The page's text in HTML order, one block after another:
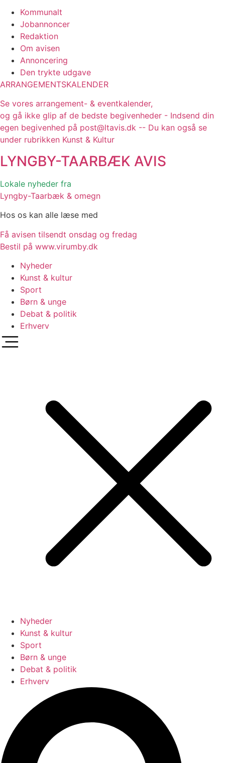
Kommunalt
Jobannoncer
Redaktion
Om avisen
Annoncering
Den trykte udgave
ARRANGEMENTSKALENDER
Se vores arrangement- & eventkalender,
og gå ikke glip af de bedste begivenheder - Indsend din
egen begivenhed på post@ltavis.dk -- Du kan også se
under rubrikken Kunst & Kultur
LYNGBY-TAARBÆK AVIS
Lokale nyheder fra
Lyngby-Taarbæk & omegn
Hos os kan alle læse med
Få avisen tilsendt onsdag og fredag
Bestil på www.virumby.dk
Nyheder
Kunst & kultur
Sport
Børn & unge
Debat & politik
Erhverv
Nyheder
Kunst & kultur
Sport
Børn & unge
Debat & politik
Erhverv